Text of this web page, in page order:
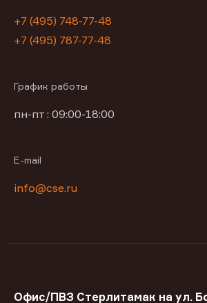
+7 (495) 748-77-48
+7 (495) 787-77-48
График работы
пн-пт : 09:00-18:00
E-mail
info@cse.ru
Офис/ПВЗ Стерлитамак на ул.